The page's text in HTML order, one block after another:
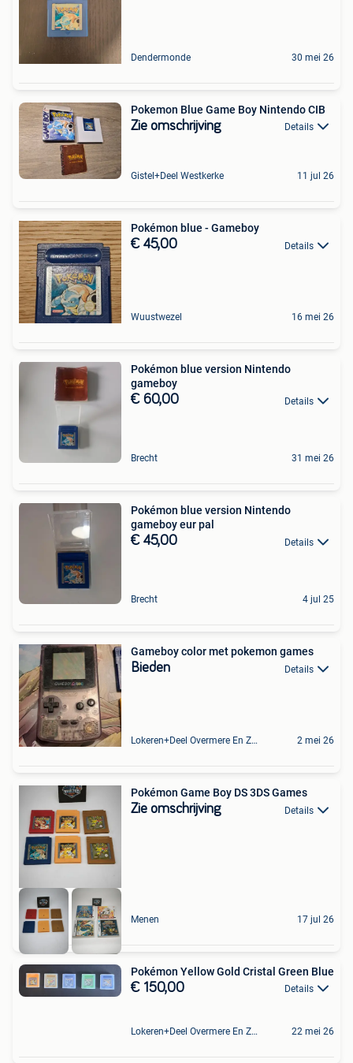
Dendermonde 30 mei 26
Pokemon Blue Game Boy Nintendo CIB
Zie omschrijving Details
Gistel+Deel Westkerke 11 jul 26
Pokémon blue - Gameboy
€ 45,00 Details
Wuustwezel 16 mei 26
Pokémon blue version Nintendo
gameboy
€ 60,00 Details
Brecht 31 mei 26
Pokémon blue version Nintendo
gameboy eur pal
€ 45,00 Details
Brecht 4 jul 25
Gameboy color met pokemon games
Bieden Details
Lokeren+Deel Overmere En Zele 2 mei 26
Pokémon Game Boy DS 3DS Games
Zie omschrijving Details
Menen 17 jul 26
Pokémon Yellow Gold Cristal Green Blue
€ 150,00 Details
Lokeren+Deel Overmere En Zele 22 mei 26